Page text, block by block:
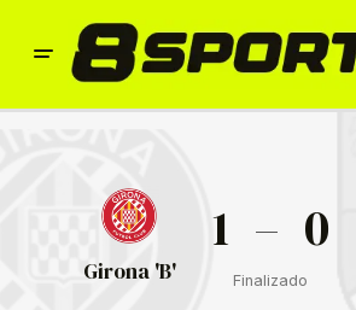
Girona 'B'
1 – 0
Finalizado